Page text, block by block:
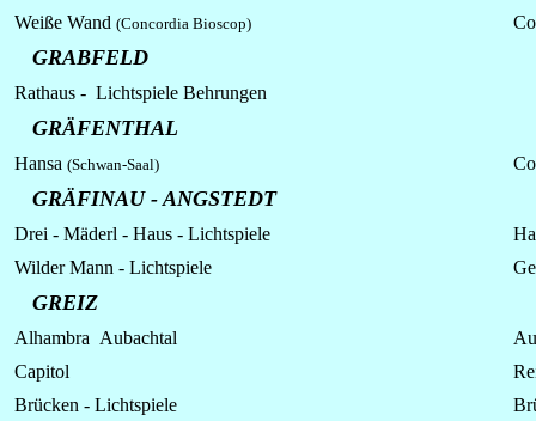
Weiße Wand (Concordia Bioscop)
GRABFELD
Rathaus - Lichtspiele Behrungen
GRÄFENTHAL
Hansa (Schwan-Saal)
GRÄFINAU - ANGSTEDT
Drei - Mäderl - Haus - Lichtspiele
Wilder Mann - Lichtspiele
GREIZ
Alhambra Aubachtal
Capitol
Brücken - Lichtspiele